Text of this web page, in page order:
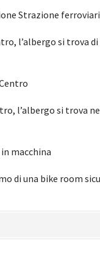
Strazione
l’albergo si trova
l’albergo si trova
macchina
di una bike room